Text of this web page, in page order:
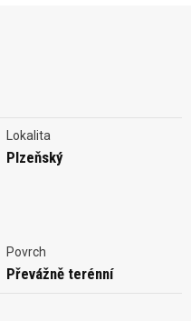
Lokalita
Plzeňský
Povrch
Převážně terénní